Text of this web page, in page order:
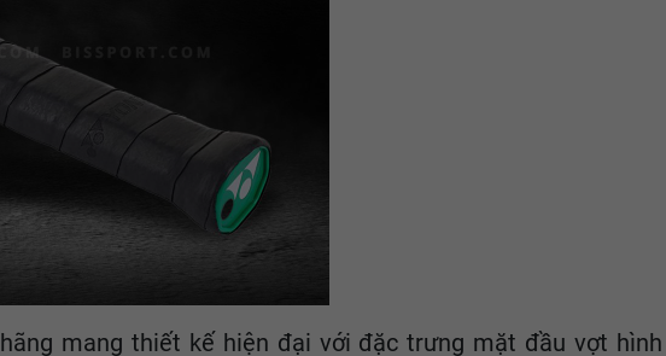
mang thiết kế hiện đại với đặc trưng mặt đầu vợt